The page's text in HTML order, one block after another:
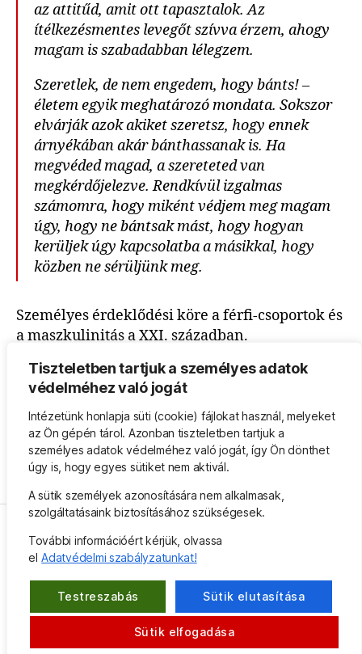
Tiszteletben tartjuk a személyes adatok
védelméhez való jogát
Intézetünk honlapja süti (cookie) fájlokat használ, melyeket
az Ön gépén tárol. Azonban tiszteletben tartjuk a
személyes adatok védelméhez való jogát, így Ön dönthet
úgy is, hogy egyes sütiket nem aktivál.
A sütik személyek azonosítására nem alkalmasak,
szolgáltatásaink biztosításához szükségesek.
További információért kérjük, olvassa
el Adatvédelmi szabályzatunkat!
Testreszabás Sütik elutasítása
Sütik elfogadása
az attitűd, amit ott tapasztalok. Az
ítélkezésmentes levegőt szívva érzem, ahogy
magam is szabadabban lélegzem.
Szeretlek, de nem engedem, hogy bánts! –
életem egyik meghatározó mondata. Sokszor
elvárják azok akiket szeretsz, hogy ennek
árnyékában akár bánthassanak is. Ha
megvéded magad, a szereteted van
megkérdőjelezve. Rendkívül izgalmas
számomra, hogy miként védjem meg magam
úgy, hogy ne bántsak mást, hogy hogyan
kerüljek úgy kapcsolatba a másikkal, hogy
közben ne sérüljünk meg.
Személyes érdeklődési köre a férfi-csoportok és
a maszkulinitás a XXI. században.
“Megbízható, kreatív és hatékony”
András.
Személyes oldala:www.mentalconsulting.hu
FacebookInstagram
E-
© Feldmár Intézet Közhasznú Nonprofit Kft.,
2026 | Minden jog fenntartva!
Fel↑